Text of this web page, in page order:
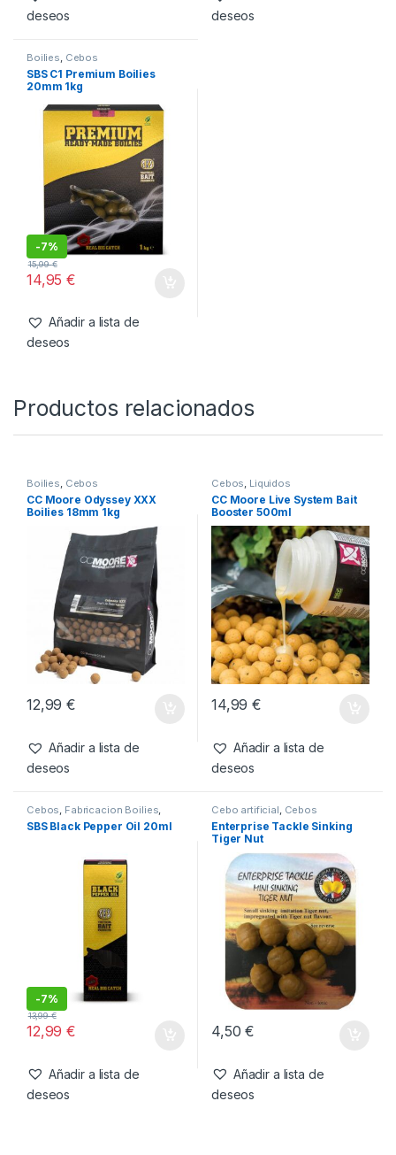
deseos
deseos
Boilies, Cebos
SBS C1 Premium Boilies
20mm 1kg
-7%
14,95€
15,99€
Añadir a lista de
deseos
Productos relacionados
Boilies, Cebos
CC Moore Odyssey XXX
Boilies 18mm 1kg
12,99€
Añadir a lista de
deseos
Cebos, Liquidos
CC Moore Live System Bait
Booster 500ml
14,99€
Añadir a lista de
deseos
Cebos Fabricacion Boilies
Liquidos
SBS Black Pepper Oil 20ml
-7%
12,99€
13,99€
Añadir a lista de
deseos
Cebo artificial Cebos
Enterprise Tackle Sinking
Tiger Nut
4,50€
Añadir a lista de
deseos